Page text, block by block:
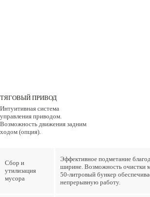
ТЯГОВЫЙ ПРИВОД
Интуитивная система
управления приводом.
Возможность движения задним
ходом (опция).
Сбор и
утилизация
мусора
Эффективное подметание
ширине. Возможность очистки
50-литровый бункер
непрерывную работу.